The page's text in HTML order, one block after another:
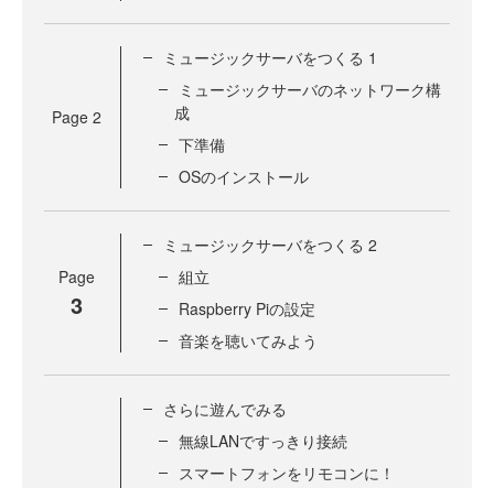
Page 2
ミュージックサーバをつくる 1
ミュージックサーバのネットワーク構
成
下準備
OSのインストール
Page
3
ミュージックサーバをつくる 2
組立
Raspberry Piの設定
音楽を聴いてみよう
さらに遊んでみる
無線LANですっきり接続
スマートフォンをリモコンに！